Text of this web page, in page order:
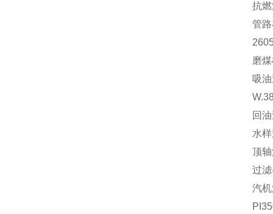
抗
管
磨
吸
回
水
顶
过
汽